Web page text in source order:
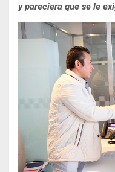
y pareciera que se le